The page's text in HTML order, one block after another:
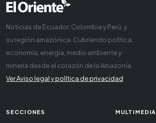
Noticias de Ecuador, Colombia y Perú, y
su región amazónica. Cubriendo política,
economía, energía, medio ambiente y
minería desde el corazón de la Amazonía
Ver Aviso legal y política de privacidad
SECCIONES MULTIMEDIA